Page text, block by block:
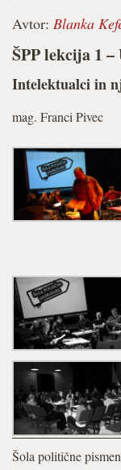
Avtor: Blanka
ŠPP lekcija 1 –
Intelektualci in
mag. Franci Pivec
Šola politične